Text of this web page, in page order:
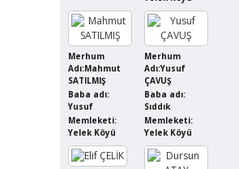
Merhum
Adı:Mahmut
SATILMIŞ
Baba adı:
Yusuf
Memleketi:
Yelek Köyü
Merhum
Adı:Yusuf
ÇAVUŞ
Baba adı:
Sıddık
Memleketi:
Yelek Köyü